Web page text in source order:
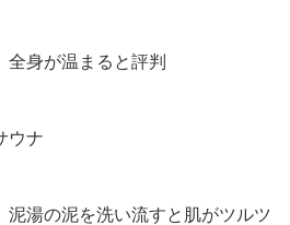
全身が温まると評判
ウナ
泥湯の泥を洗い流すと肌がツルツ